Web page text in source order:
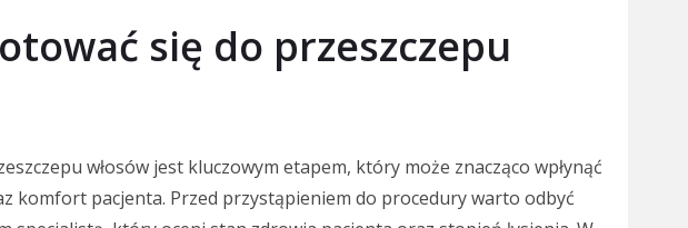
się do przeszczepu
włosów jest kluczowym etapem, który może znacząco wpłynąć
komfort pacjenta. Przed przystąpieniem do procedury warto odbyć